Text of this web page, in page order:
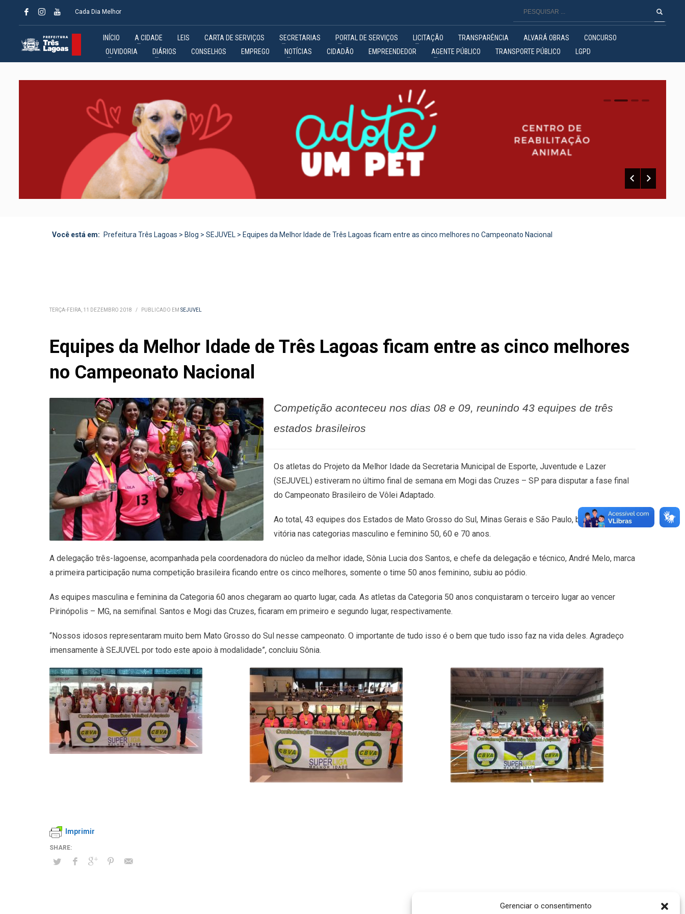
Gerenciar o consentimento
Cada Dia Melhor
INÍCIO A CIDADE LEIS CARTA DE SERVIÇOS SECRETARIAS PORTAL DE SERVIÇOS LICITAÇÃO TRANSPARÊNCIA ALVARÁ OBRAS
CONCURSO
OUVIDORIA
DIÁRIOS CONSELHOS EMPREGO NOTÍCIAS CIDADÃO EMPREENDEDOR AGENTE PÚBLICO TRANSPORTE PÚBLICO LGPD
0 1 2
Você está em: Prefeitura Três Lagoas > Blog > SEJUVEL > Equipes da Melhor Idade de Três Lagoas ficam entre as cinco melhores no Campeonato Nacional
TERÇA-FEIRA, 11 DEZEMBRO 2018 / PUBLICADO EM SEJUVEL
Equipes da Melhor Idade de Três Lagoas ficam entre as cinco melhores
no Campeonato Nacional
Competição aconteceu nos dias 08 e 09, reunindo 43 equipes de três
estados brasileiros
Os atletas do Projeto da Melhor Idade da Secretaria Municipal de Esporte, Juventude e Lazer
(SEJUVEL) estiveram no último final de semana em Mogi das Cruzes – SP para disputar a fase final
do Campeonato Brasileiro de Vôlei Adaptado.
Ao total, 43 equipes dos Estados de Mato Grosso do Sul, Minas Gerais e São Paulo, buscando a
vitória nas categorias masculino e feminino 50, 60 e 70 anos.
A delegação três-lagoense, acompanhada pela coordenadora do núcleo da melhor idade, Sônia Lucia dos Santos, e chefe da delegação e técnico, André Melo, marca
a primeira participação numa competição brasileira ficando entre os cinco melhores, somente o time 50 anos feminino, subiu ao pódio.
As equipes masculina e feminina da Categoria 60 anos chegaram ao quarto lugar, cada. As atletas da Categoria 50 anos conquistaram o terceiro lugar ao vencer
Pirinópolis – MG, na semifinal. Santos e Mogi das Cruzes, ficaram em primeiro e segundo lugar, respectivamente.
“Nossos idosos representaram muito bem Mato Grosso do Sul nesse campeonato. O importante de tudo isso é o bem que tudo isso faz na vida deles. Agradeço
imensamente à SEJUVEL por todo este apoio à modalidade”, concluiu Sônia.
Imprimir